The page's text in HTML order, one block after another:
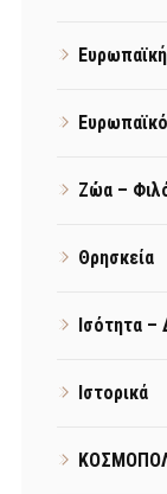
Ζώα –
Θρησκεία
Ισότητα –
Ιστορικά